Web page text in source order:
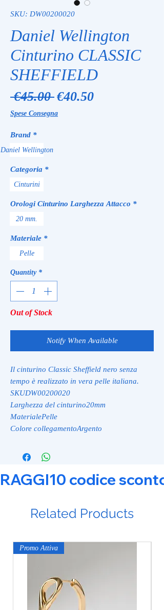
SKU: DW00200020
Daniel Wellington
Cinturino CLASSIC
SHEFFIELD
€45.00 Regular
Price
€40.50Sale
Spese Consegna
Brand *
Daniel Wellington
Categoria *
Cinturini
Orologi Cinturino Larghezza Attacco *
20 mm.
Materiale *
Pelle
Quantity *
Out of Stock
Notify When Available
Il cinturino Classic Sheffield nero senza
tempo è realizzato in vera pelle italiana.
SKUDW00200020
Larghezza del cinturino20mm
MaterialePelle
Colore collegamentoArgento
RAGGI10 codice
Related Products
Promo Attiva